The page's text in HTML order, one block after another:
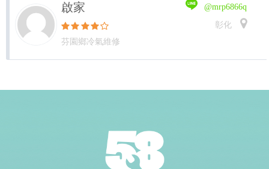
啟家
芬園鄉冷氣維修
@mrp6866q
彰化